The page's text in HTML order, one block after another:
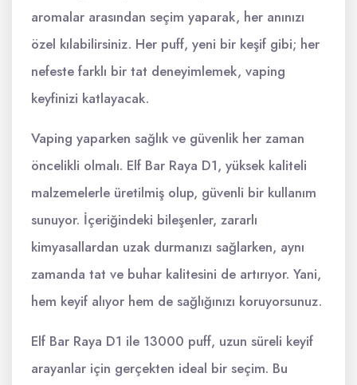
aromalar arasından seçim yaparak, her anınızı
özel kılabilirsiniz. Her puff, yeni bir keşif gibi; her
nefeste farklı bir tat deneyimlemek, vaping
keyfinizi katlayacak.
Vaping yaparken sağlık ve güvenlik her zaman
öncelikli olmalı. Elf Bar Raya D1, yüksek kaliteli
malzemelerle üretilmiş olup, güvenli bir kullanım
sunuyor. İçeriğindeki bileşenler, zararlı
kimyasallardan uzak durmanızı sağlarken, aynı
zamanda tat ve buhar kalitesini de artırıyor. Yani,
hem keyif alıyor hem de sağlığınızı koruyorsunuz.
Elf Bar Raya D1 ile 13000 puff, uzun süreli keyif
arayanlar için gerçekten ideal bir seçim. Bu